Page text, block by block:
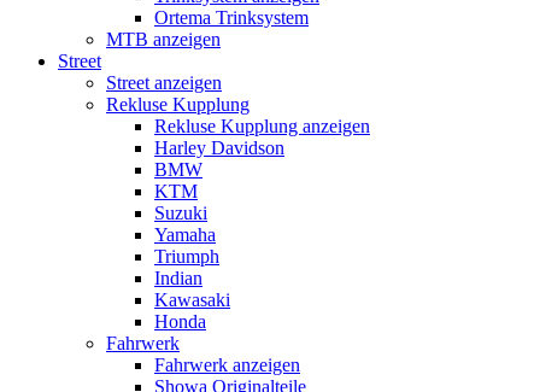
Ortema Trinksystem
MTB anzeigen
Street
Street anzeigen
Rekluse Kupplung
Rekluse Kupplung anzeigen
Harley Davidson
BMW
KTM
Suzuki
Yamaha
Triumph
Indian
Kawasaki
Honda
Fahrwerk
Fahrwerk anzeigen
Showa Originalteile